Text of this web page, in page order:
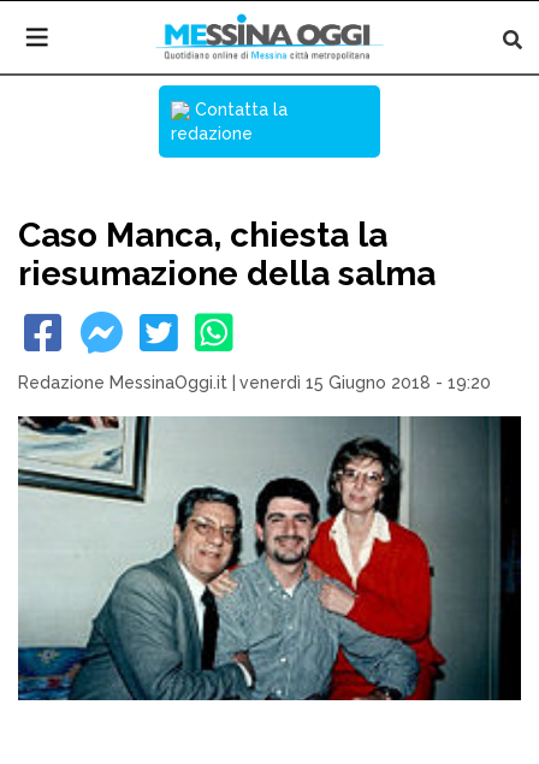
Contatta la
redazione
Caso Manca, chiesta la
riesumazione della salma
Redazione MessinaOggi.it venerdì 15 Giugno 2018 - 19:20